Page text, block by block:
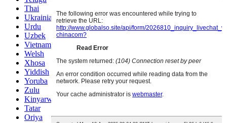
Thai
Ukrainian
Urdu
Uzbek
Vietnamese
Welsh
Xhosa
Yiddish
Yoruba
Zulu
Kinyarwanda
Tatar
Oriya